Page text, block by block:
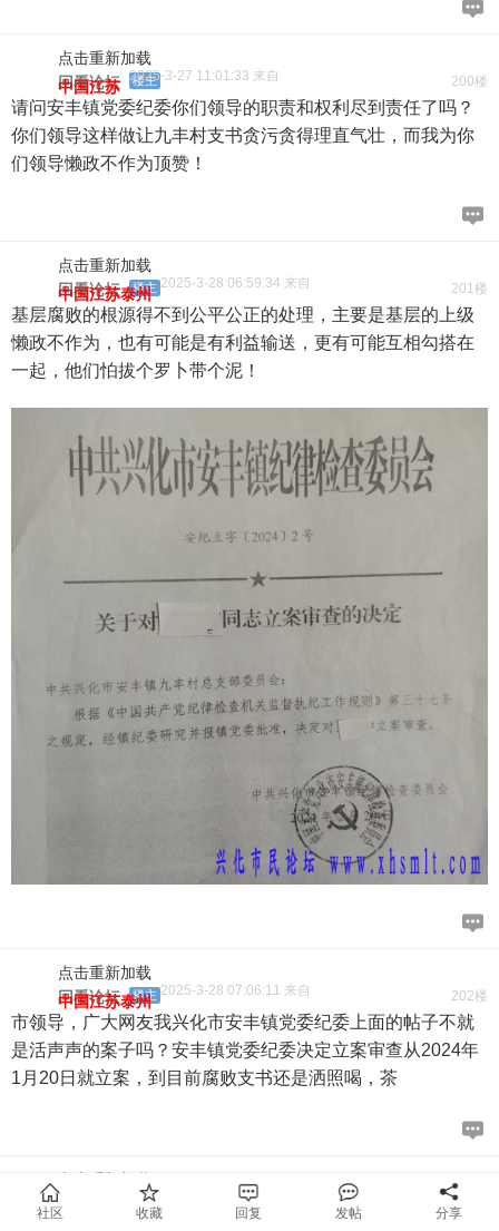
点击重新加载
200楼
回看论坛 楼主
2025-3-27 11:01:33 来自
中国江苏
请问安丰镇党委纪委你们领导的职责和权利尽到责任了吗？
你们领导这样做让九丰村支书贪污贪得理直气壮，而我为你
们领导懒政不作为顶赞！
点击重新加载
201楼
回看论坛 楼主 2025-3-28 06:59:34 来自
中国江苏泰州
基层腐败的根源得不到公平公正的处理，主要是基层的上级
懒政不作为，也有可能是有利益输送，更有可能互相勾搭在
一起，他们怕拔个罗卜带个泥！
点击重新加载
202楼
回看论坛 楼主 2025-3-28 07:06:11 来自
中国江苏泰州
市领导，广大网友我兴化市安丰镇党委纪委上面的帖子不就
是活声声的案子吗？安丰镇党委纪委决定立案审查从2024年
1月20日就立案，到目前腐败支书还是洒照喝，茶
点击重新加载
203楼
回看论坛 楼主 2025-3-31 01:07:05 来自
中国江苏泰州
社区 收藏 回复 发帖 分享